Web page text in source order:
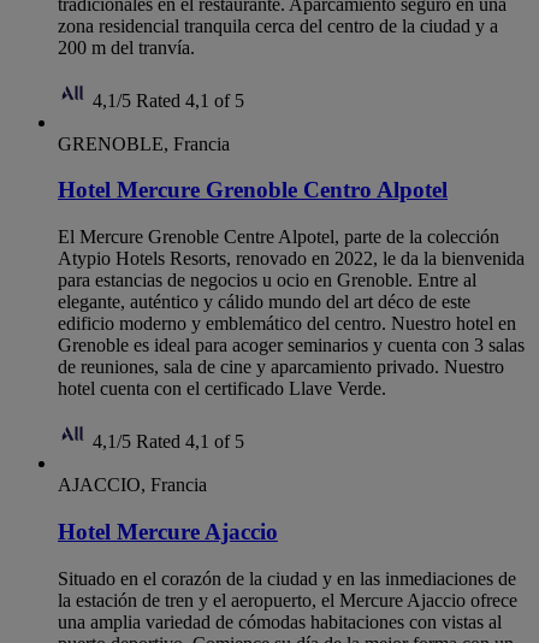
zona residencial tranquila cerca del centro de la ciudad y a
200 m del tranvía.
4,1/5 Rated 4,1 of 5
GRENOBLE, Francia
Hotel Mercure Grenoble Centro Alpotel
El Mercure Grenoble Centre Alpotel, parte de la colección
Atypio Hotels Resorts, renovado en 2022, le da la bienvenida
para estancias de negocios u ocio en Grenoble. Entre al
elegante, auténtico y cálido mundo del art déco de este
edificio moderno y emblemático del centro. Nuestro hotel en
Grenoble es ideal para acoger seminarios y cuenta con 3 salas
de reuniones, sala de cine y aparcamiento privado. Nuestro
hotel cuenta con el certificado Llave Verde.
4,1/5 Rated 4,1 of 5
AJACCIO, Francia
Hotel Mercure Ajaccio
Situado en el corazón de la ciudad y en las inmediaciones de
la estación de tren y el aeropuerto, el Mercure Ajaccio ofrece
una amplia variedad de cómodas habitaciones con vistas al